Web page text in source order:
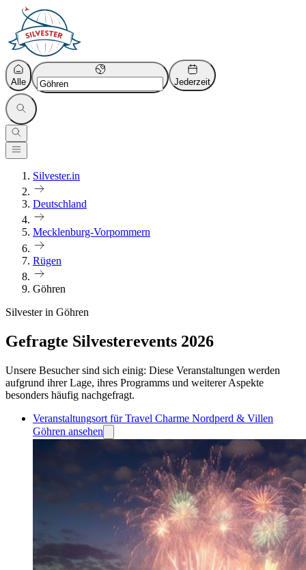
Alle Jederzeit
Silvester.in
Deutschland
Mecklenburg-Vorpommern
Rügen
Göhren
Silvester in Göhren
Gefragte Silvesterevents 2026
Unsere Besucher sind sich einig: Diese Veranstaltungen werden
aufgrund ihrer Lage, ihres Programms und weiterer Aspekte
besonders häufig nachgefragt.
Veranstaltungsort für Travel Charme Nordperd & Villen
Göhren ansehen